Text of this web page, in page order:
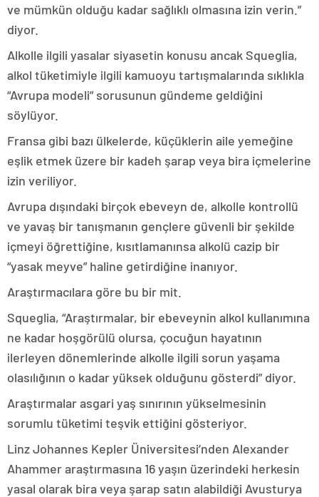
ve mümkün olduğu kadar sağlıklı olmasına izin verin.”
diyor.
Alkolle ilgili yasalar siyasetin konusu ancak Squeglia,
alkol tüketimiyle ilgili kamuoyu tartışmalarında sıklıkla
“Avrupa modeli” sorusunun gündeme geldiğini
söylüyor.
Fransa gibi bazı ülkelerde, küçüklerin aile yemeğine
eşlik etmek üzere bir kadeh şarap veya bira içmelerine
izin veriliyor.
Avrupa dışındaki birçok ebeveyn de, alkolle kontrollü
ve yavaş bir tanışmanın gençlere güvenli bir şekilde
içmeyi öğrettiğine, kısıtlamanınsa alkolü cazip bir
“yasak meyve” haline getirdiğine inanıyor.
Araştırmacılara göre bu bir mit.
Squeglia, “Araştırmalar, bir ebeveynin alkol kullanımına
ne kadar hoşgörülü olursa, çocuğun hayatının
ilerleyen dönemlerinde alkolle ilgili sorun yaşama
olasılığının o kadar yüksek olduğunu gösterdi” diyor.
Araştırmalar asgari yaş sınırının yükselmesinin
sorumlu tüketimi teşvik ettiğini gösteriyor.
Linz Johannes Kepler Üniversitesi’nden Alexander
Ahammer araştırmasına 16 yaşın üzerindeki herkesin
yasal olarak bira veya şarap satın alabildiği Avusturya